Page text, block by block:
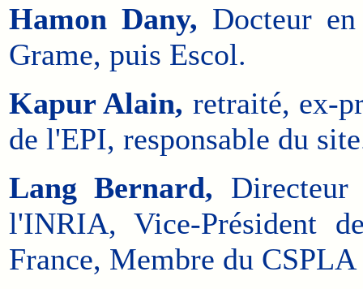
Hamon Dany, Docteur
Grame, puis Escol.
Kapur Alain, retraité, ex-
de l'EPI, responsable du
Lang Bernard,
l'INRIA, Vice-Président
France, Membre du